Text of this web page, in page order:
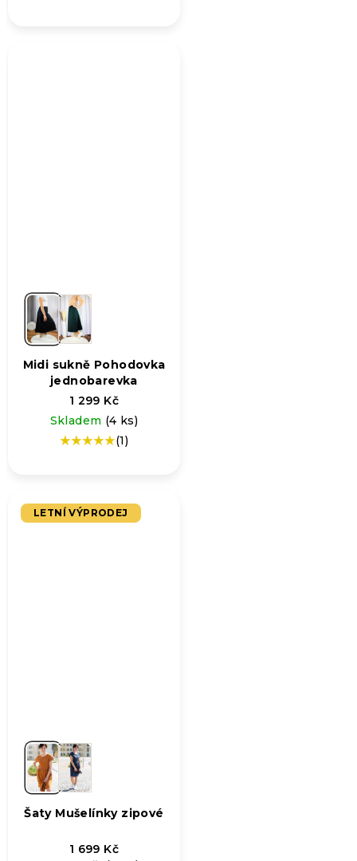
Midi sukně Pohodovka
jednobarevka
1 299 Kč
Skladem (4 ks)
Průměrné
5,0
z
(1)
LETNÍ VÝPRODEJ
Šaty Mušelínky zipové
1 699 Kč